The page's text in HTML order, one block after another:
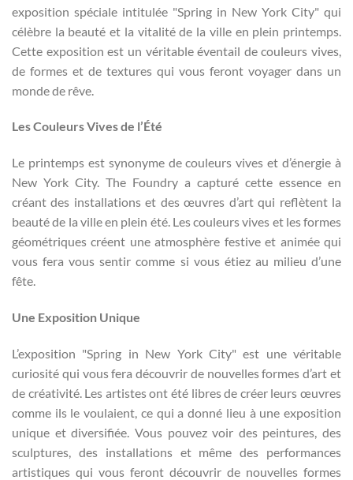
exposition spéciale intitulée "Spring in New York City" qui
célèbre la beauté et la vitalité de la ville en plein printemps.
Cette exposition est un véritable éventail de couleurs vives,
de formes et de textures qui vous feront voyager dans un
monde de rêve.
Les Couleurs Vives de l’Été
Le printemps est synonyme de couleurs vives et d’énergie à
New York City. The Foundry a capturé cette essence en
créant des installations et des œuvres d’art qui reflètent la
beauté de la ville en plein été. Les couleurs vives et les formes
géométriques créent une atmosphère festive et animée qui
vous fera vous sentir comme si vous étiez au milieu d’une
fête.
Une Exposition Unique
L’exposition "Spring in New York City" est une véritable
curiosité qui vous fera découvrir de nouvelles formes d’art et
de créativité. Les artistes ont été libres de créer leurs œuvres
comme ils le voulaient, ce qui a donné lieu à une exposition
unique et diversifiée. Vous pouvez voir des peintures, des
sculptures, des installations et même des performances
artistiques qui vous feront découvrir de nouvelles formes